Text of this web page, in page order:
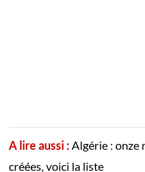
A lire aussi :Algérie : onze
créées, voici la liste